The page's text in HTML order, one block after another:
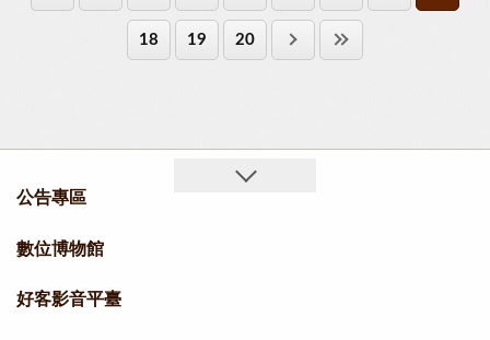
18 19 20
公告專區
數位博物館
好客影音平臺